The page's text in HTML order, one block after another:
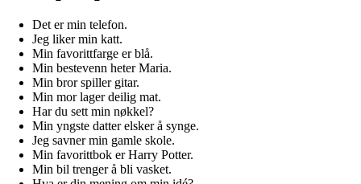
Det er min telefon.
Jeg liker min katt.
Min favorittfarge er blå.
Min bestevenn heter Maria.
Min bror spiller gitar.
Min mor lager deilig mat.
Har du sett min nøkkel?
Min yngste datter elsker å synge.
Jeg savner min gamle skole.
Min favorittbok er Harry Potter.
Min bil trenger å bli vasket.